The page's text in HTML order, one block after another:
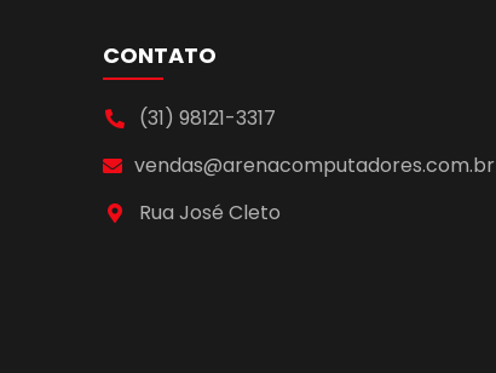
CONTATO
(31) 98121-3317
vendas@arenacomputadores.com.br
Rua José Cleto